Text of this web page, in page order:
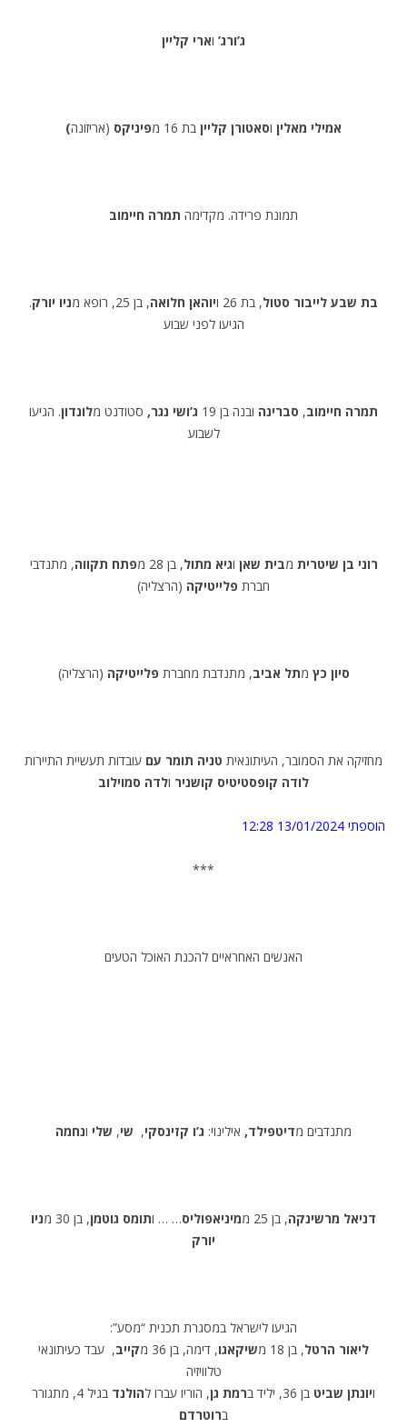
ג’ורג’ וארי קליין
(אמילי מאלין וסאטורן קליין בת 16 מ פיניקס (אריזונה
תמונת פרידה. מקדימה תמרה חיימוב
בת שבע לייבור סטול, בת 26 ו יוהאן חלואה, בן 25, רופא מ ניו יורק.
הגיעו לפני שבוע
תמרה חיימוב, סברינה ובנה בן 19 ג’ושי נגר, סטודנט מלונדון. הגיעו
לשבוע
רוני בן שיטרית מבית שאן וגיא מתול, בן 28 מ פתח תקווה, מתנדבי
חברת פלייטיקה (הרצליה)
סיון כץ מתל אביב, מתנדבת מחברת פלייטיקה (הרצליה)
מחזיקה את הסמובר, העיתונאית טניה תומר עם עובדות תעשיית התיירות
לודה קופסטיטיס קושניר ולדה סמוילוב
הוספתי 13/01/2024 12:28
***
האנשים האחראיים להכנת האוכל הטעים
מתנדבים מדיטפילד, אילינוי: ג’ו קזינסקי, שי, שלי ונחמה
דניאל מרשינקה, בן 25 מ מיניאפוליס… … ותומס גוטמן, בן 30 מ
ניו
יורק
הגיעו לישראל במסגרת תכנית “מסע”:
ליאור הרטל, בן 18 מ שיקאגו, דימה, בן 36 מ קייב, עבד כעיתונאי
טלוויזיה
ויונתן שביט בן 36, יליד ב רמת גן, הוריו עברו להולנד
בגיל 4, מתגורר
ברוטרדם